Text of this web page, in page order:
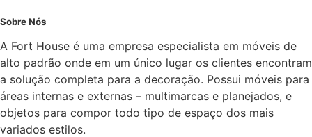
Sobre Nós
A Fort House é uma empresa especialista em móveis de
alto padrão onde em um único lugar os clientes encontram
a solução completa para a decoração. Possui móveis para
áreas internas e externas – multimarcas e planejados, e
objetos para compor todo tipo de espaço dos mais
variados estilos.